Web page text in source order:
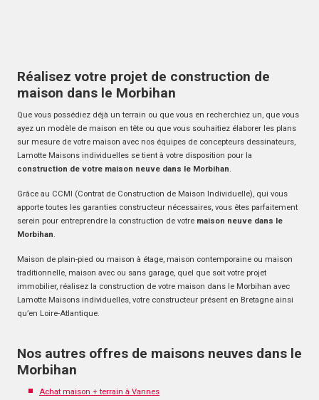
Réalisez votre projet de construction de
maison dans le Morbihan
Que vous possédiez déjà un terrain ou que vous en recherchiez un, que vous
ayez un modèle de maison en tête ou que vous souhaitiez élaborer les plans
sur mesure de votre maison avec nos équipes de concepteurs dessinateurs,
Lamotte Maisons individuelles se tient à votre disposition pour la
construction de votre maison neuve dans le Morbihan.
Grâce au CCMI (Contrat de Construction de Maison Individuelle), qui vous
apporte toutes les garanties constructeur nécessaires, vous êtes parfaitement
serein pour entreprendre la construction de votre maison neuve dans le
Morbihan.
Maison de plain-pied ou maison à étage, maison contemporaine ou maison
traditionnelle, maison avec ou sans garage, quel que soit votre projet
immobilier, réalisez la construction de votre maison dans le Morbihan avec
Lamotte Maisons individuelles, votre constructeur présent en Bretagne ainsi
qu’en Loire-Atlantique.
Nos autres offres de maisons neuves dans le
Morbihan
Achat maison + terrain à Vannes